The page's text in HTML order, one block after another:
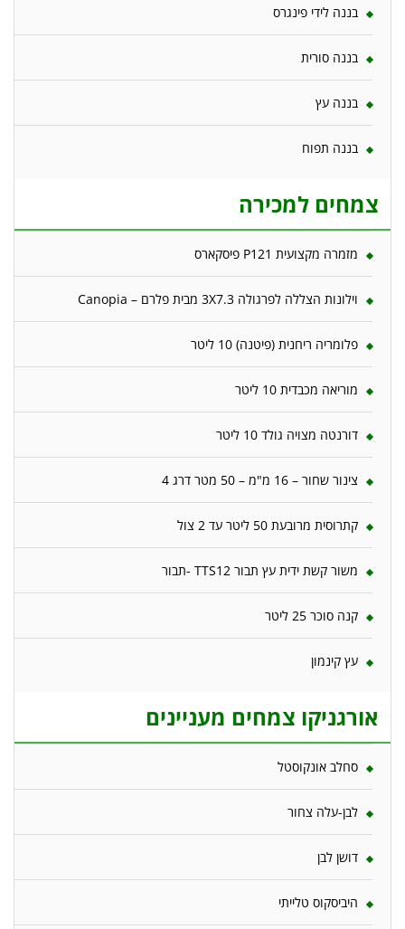
בננה לידי פינגרס
בננה סורית
בננה עץ
בננה תפוח
צמחים למכירה
מזמרה מקצועית P121 פיסקארס
וילונות הצללה לפרגולה 3X7.3 מבית פלרם – Canopia
פלומריה ריחנית (פיטנה) 10 ליטר
מוריאה מכבדית 10 ליטר
דורנטה מצויה גולד 10 ליטר
צינור שחור – 16 מ"מ – 50 מטר דרג 4
קתרוסית מרובעת 50 ליטר עד 2 צול
משור קשת ידית עץ תבור TTS12 -תבור
קנה סוכר 25 ליטר
עץ קינמון
אורגניקו צמחים מעניינים
סחלב אונקוסטל
לבן-עלה צחור
דושן לבן
היביסקוס טלייתי